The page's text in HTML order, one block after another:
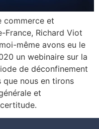
commerce et
France, Richard Viot
même avons eu le
un webinaire sur la
de déconfinement
que nous en tirons
et